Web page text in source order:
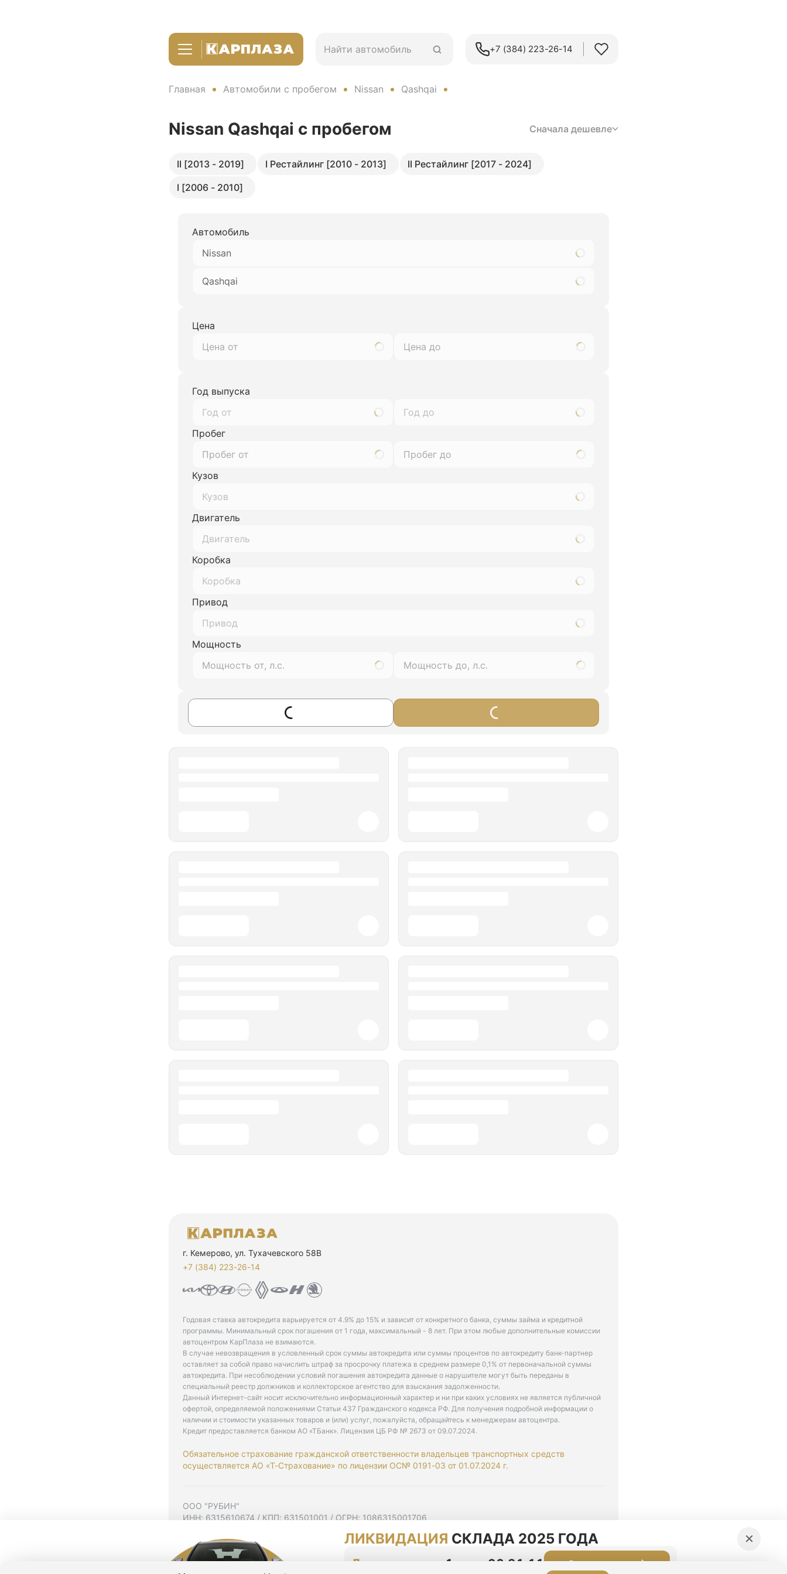
+7 (384) 223-26-14‬
Главная Автомобили с пробегом Nissan Qashqai
Nissan Qashqai с пробегом Сначала дешевле
II [2013 - 2019] I Рестайлинг [2010 - 2013]
II Рестайлинг [2017 - 2024]
I [2006 - 2010]
Автомобиль
Nissan
Qashqai
Цена
Год выпуска
Год от
Год до
Пробег
Кузов
Кузов
Двигатель
Двигатель
Коробка
Коробка
Привод
Привод
Мощность
г. Кемерово, ул. Тухачевского 58В
+7 (384) 223-26-14‬
Годовая ставка автокредита варьируется от 4.9% до 15% и зависит от конкретного банка, суммы займа и кредитной
программы. Минимальный срок погашения от 1 года, максимальный - 8 лет. При этом любые дополнительные комиссии
автоцентром КарПлаза не взимаются.
В случае невозвращения в условленный срок суммы автокредита или суммы процентов по автокредиту банк-партнер
оставляет за собой право начислить штраф за просрочку платежа в среднем размере 0,1% от первоначальной суммы
автокредита. При несоблюдении условий погашения автокредита данные о нарушителе могут быть переданы в
специальный реестр должников и коллекторское агентство для взыскания задолженности.
Данный Интернет-сайт носит исключительно информационный характер и ни при каких условиях не является публичной
офертой, определяемой положениями Статьи 437 Гражданского кодекса РФ. Для получения подробной информации о
наличии и стоимости указанных товаров и (или) услуг, пожалуйста, обращайтесь к менеджерам автоцентра.
Кредит предоставляется банком АО «ТБанк». Лицензия ЦБ РФ № 2673 от 09.07.2024.
Обязательное страхование гражданской ответственности владельцев транспортных средств
осуществляется АО «Т-Страхование» по лицензии ОС№ 0191-03 от 01.07.2024 г.
ООО "РУБИН"
ИНН: 6315610674 / КПП: 631501001 / ОГРН: 1086315001706
Согласие на рекламную рассылку
Политика конфиденциальности
ЛИКВИДАЦИЯ СКЛАДА 2025 ГОДА
До конца акции 1 день 06:31:11 Оставить заявку
×